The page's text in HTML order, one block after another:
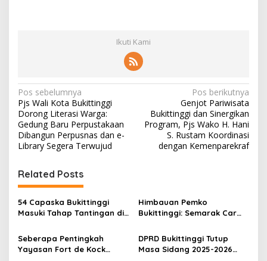
Ikuti Kami
N
a
v
i
a
s
i
o
Pos sebelumnya
Pjs Wali Kota Bukittinggi
Dorong Literasi Warga:
Gedung Baru Perpustakaan
Dibangun Perpusnas dan e-
Library Segera Terwujud
Pos berikutnya
Genjot Pariwisata
Bukittinggi dan Sinergikan
Program, Pjs Wako H. Hani
S. Rustam Koordinasi
dengan Kemenparekraf
Related Posts
54 Capaska Bukittinggi
Masuki Tahap Tantingan di
Himbauan Pemko
Bukittinggi: Semarak Car
HUT ke I Komando Daerah
Militer (KODAM) XX/Tuanku
Imam Bonjol
Seberapa Pentingkah
Yayasan Fort de Kock
DPRD Bukittinggi Tutup
Masa Sidang 2025-2026